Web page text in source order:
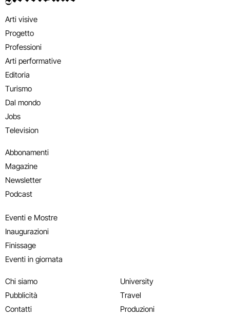
Arti visive
Progetto
Professioni
Arti performative
Editoria
Turismo
Dal mondo
Jobs
Television
Abbonamenti
Magazine
Newsletter
Podcast
Eventi e Mostre
Inaugurazioni
Finissage
Eventi in giornata
Chi siamo
Pubblicità
Contatti
University
Travel
Produzioni